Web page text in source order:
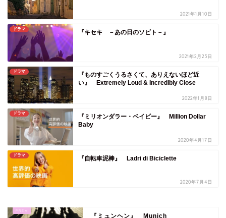
2021年1月10日
ドラマ 『キセキ －あの日のソビト－』
2021年2月25日
ドラマ
『ものすごくうるさくて、ありえないほど近
い』 Extremely Loud & Incredibly Close
2022年1月8日
ドラマ
『ミリオンダラー・ベイビー』 Million Dollar
Baby
2020年4月17日
ドラマ 『自転車泥棒』 Ladri di Biciclette
2020年7月4日
『ミュンヘン』 Munich